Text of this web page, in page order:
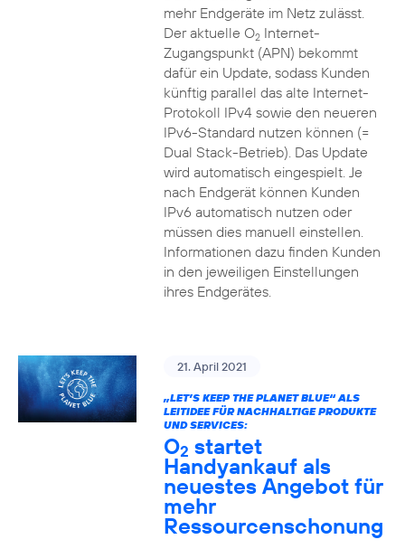
mehr Endgeräte im Netz zulässt.
Der aktuelle O2Internet-
Zugangspunkt (APN) bekommt
dafür ein Update, sodass Kunden
künftig parallel das alte Internet-
Protokoll IPv4 sowie den neueren
IPv6-Standard nutzen können (=
Dual Stack-Betrieb). Das Update
wird automatisch eingespielt. Je
nach Endgerät können Kunden
IPv6 automatisch nutzen oder
müssen dies manuell einstellen.
Informationen dazu finden Kunden
in den jeweiligen Einstellungen
ihres Endgerätes.
21. April 2021
„LET’S KEEP THE PLANET BLUE“ ALS
LEITIDEE FÜR NACHHALTIGE PRODUKTE
UND SERVICES:
O2 startet
Handyankauf als
neuestes Angebot für
mehr
Ressourcenschonung